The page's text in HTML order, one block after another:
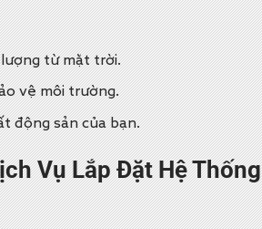
từ mặt trời.
vệ môi trường.
động sản của bạn.
Vụ Lắp Đặt Hệ Thống